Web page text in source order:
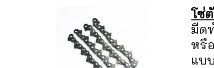
โซ่
มีด
หรื
แบ